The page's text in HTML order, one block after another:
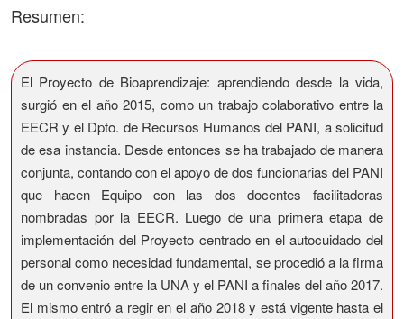
Resumen:
El Proyecto de Bioaprendizaje: aprendiendo desde la vida,
surgió en el año 2015, como un trabajo colaborativo entre la
EECR y el Dpto. de Recursos Humanos del PANI, a solicitud
de esa instancia. Desde entonces se ha trabajado de manera
conjunta, contando con el apoyo de dos funcionarias del PANI
que hacen Equipo con las dos docentes facilitadoras
nombradas por la EECR. Luego de una primera etapa de
implementación del Proyecto centrado en el autocuidado del
personal como necesidad fundamental, se procedió a la firma
de un convenio entre la UNA y el PANI a finales del año 2017.
El mismo entró a regir en el año 2018 y está vigente hasta el